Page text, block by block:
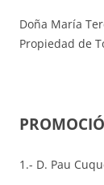
Doña María
Propiedad de
1.- D. Pau